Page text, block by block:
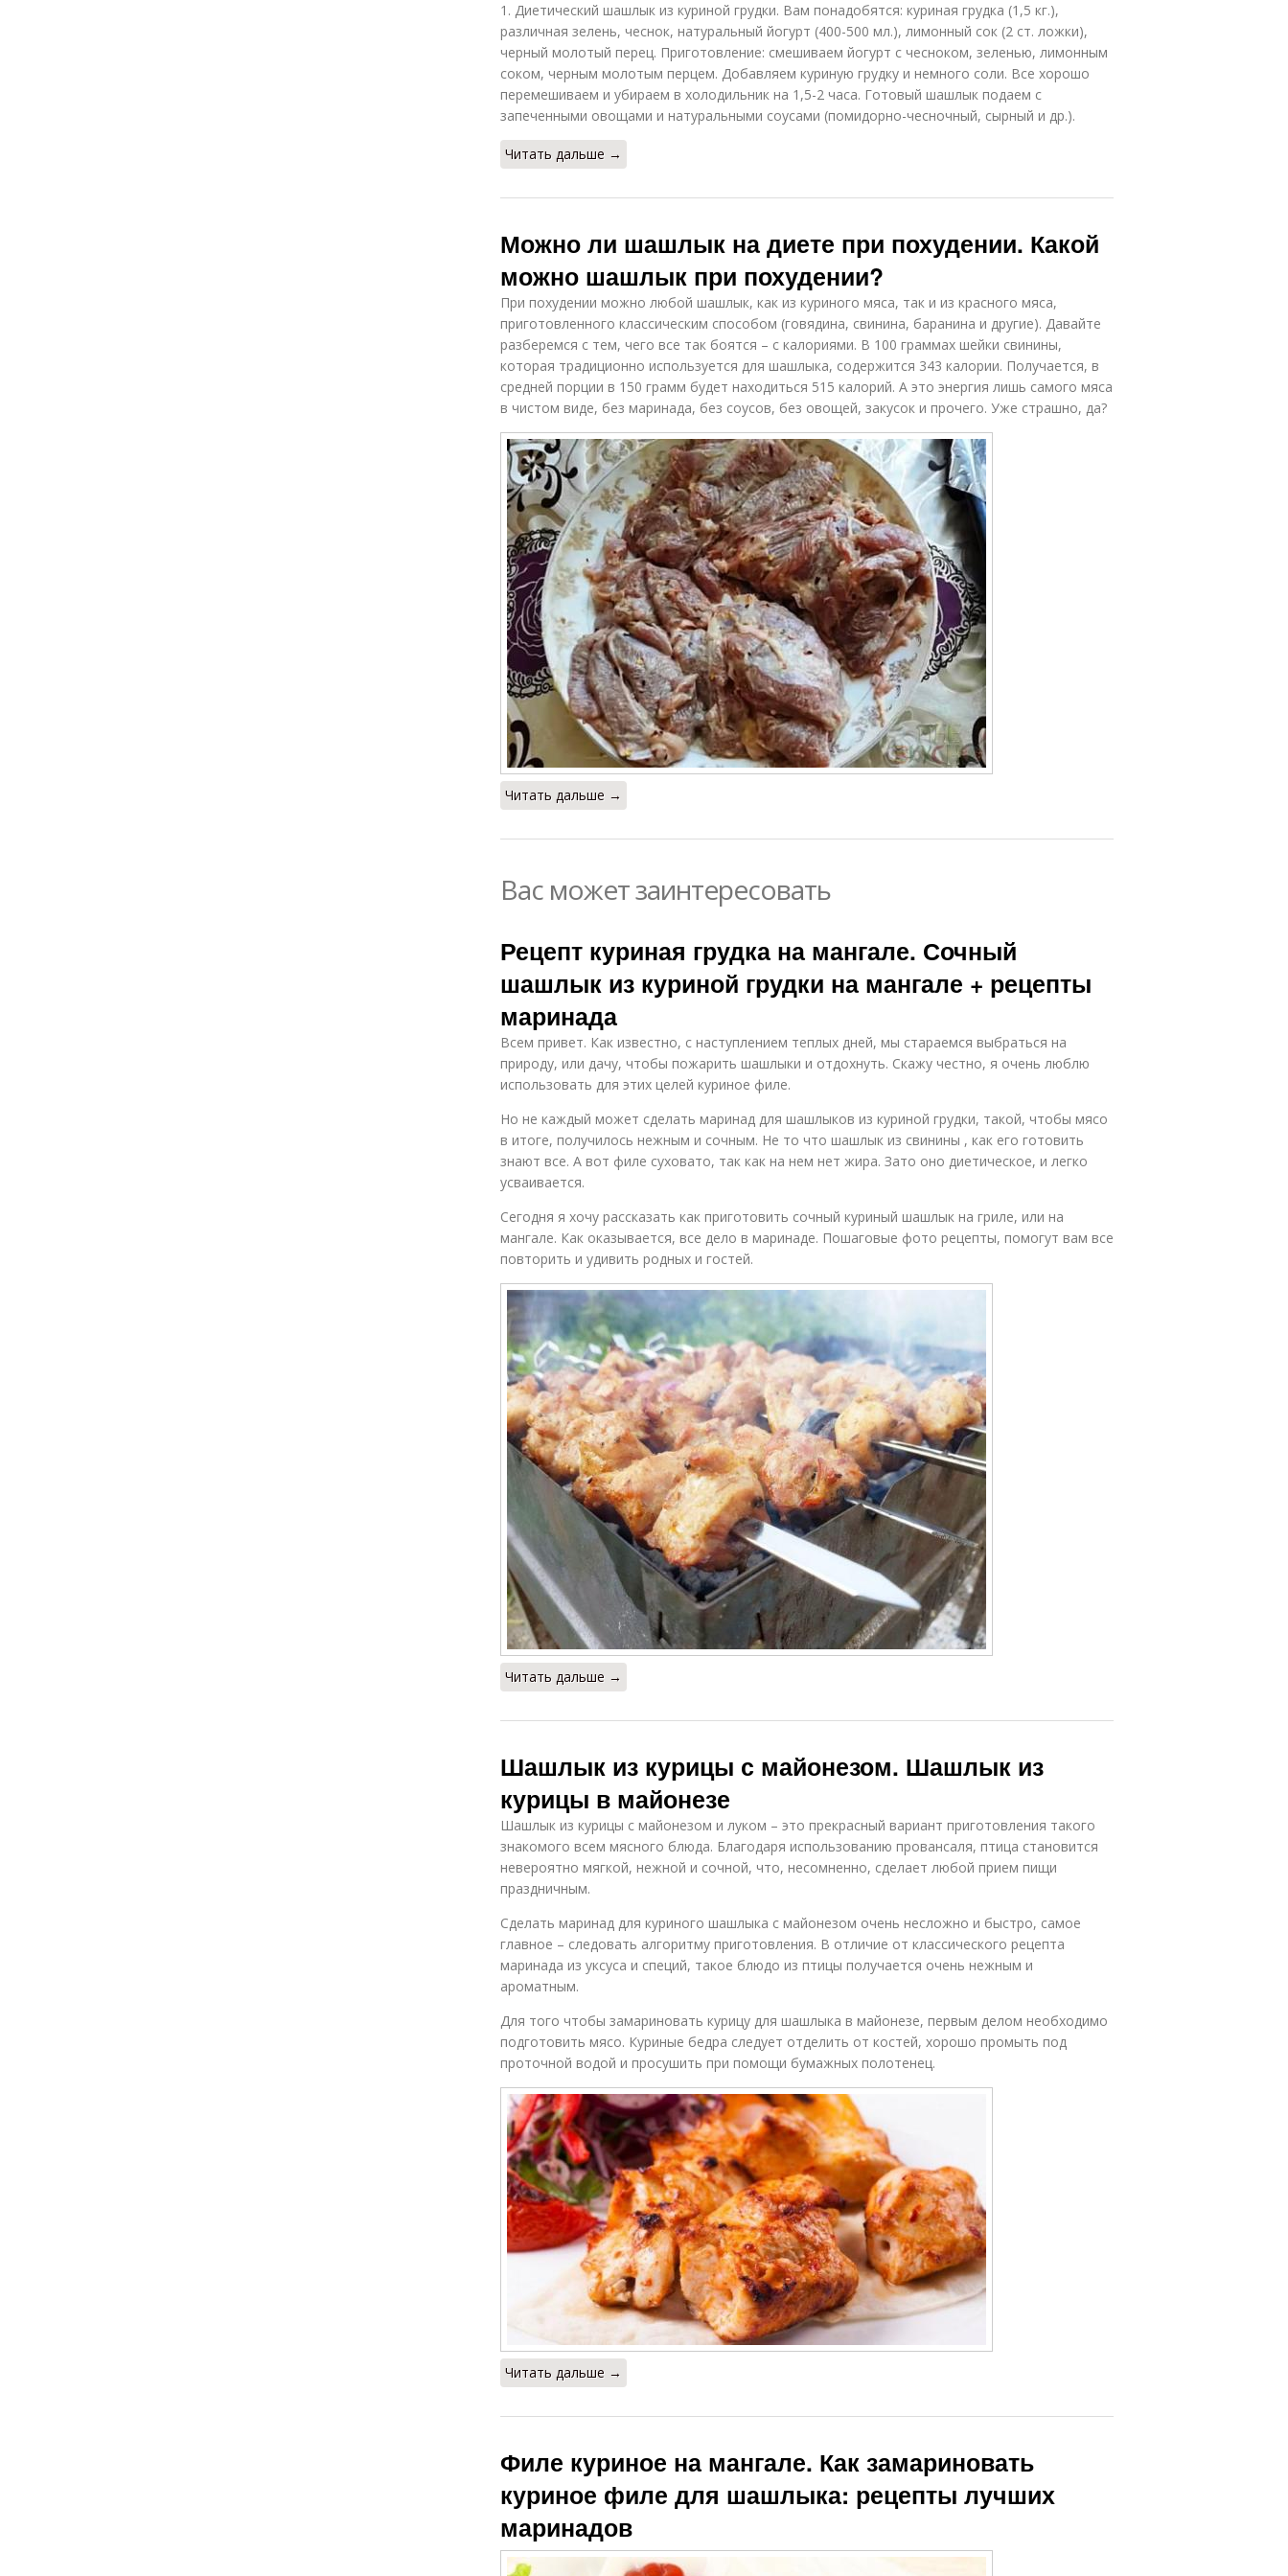
1. Диетический шашлык из куриной грудки. Вам понадобятся: куриная грудка (1,5 кг.),
различная зелень, чеснок, натуральный йогурт (400-500 мл.), лимонный сок (2 ст. ложки),
черный молотый перец. Приготовление: смешиваем йогурт с чесноком, зеленью, лимонным
соком, черным молотым перцем. Добавляем куриную грудку и немного соли. Все хорошо
перемешиваем и убираем в холодильник на 1,5-2 часа. Готовый шашлык подаем с
запеченными овощами и натуральными соусами (помидорно-чесночный, сырный и др.).
Читать дальше →
Можно ли шашлык на диете при похудении. Какой
можно шашлык при похудении?
При похудении можно любой шашлык, как из куриного мяса, так и из красного мяса,
приготовленного классическим способом (говядина, свинина, баранина и другие). Давайте
разберемся с тем, чего все так боятся – с калориями. В 100 граммах шейки свинины,
которая традиционно используется для шашлыка, содержится 343 калории. Получается, в
средней порции в 150 грамм будет находиться 515 калорий. А это энергия лишь самого мяса
в чистом виде, без маринада, без соусов, без овощей, закусок и прочего. Уже страшно, да?
Читать дальше →
Вас может заинтересовать
Рецепт куриная грудка на мангале. Сочный
шашлык из куриной грудки на мангале + рецепты
маринада
Всем привет. Как известно, с наступлением теплых дней, мы стараемся выбраться на
природу, или дачу, чтобы пожарить шашлыки и отдохнуть. Скажу честно, я очень люблю
использовать для этих целей куриное филе.
Но не каждый может сделать маринад для шашлыков из куриной грудки, такой, чтобы мясо
в итоге, получилось нежным и сочным. Не то что шашлык из свинины , как его готовить
знают все. А вот филе суховато, так как на нем нет жира. Зато оно диетическое, и легко
усваивается.
Сегодня я хочу рассказать как приготовить сочный куриный шашлык на гриле, или на
мангале. Как оказывается, все дело в маринаде. Пошаговые фото рецепты, помогут вам все
повторить и удивить родных и гостей.
Читать дальше →
Шашлык из курицы с майонезом. Шашлык из
курицы в майонезе
Шашлык из курицы с майонезом и луком – это прекрасный вариант приготовления такого
знакомого всем мясного блюда. Благодаря использованию провансаля, птица становится
невероятно мягкой, нежной и сочной, что, несомненно, сделает любой прием пищи
праздничным.
Сделать маринад для куриного шашлыка с майонезом очень несложно и быстро, самое
главное – следовать алгоритму приготовления. В отличие от классического рецепта
маринада из уксуса и специй, такое блюдо из птицы получается очень нежным и
ароматным.
Для того чтобы замариновать курицу для шашлыка в майонезе, первым делом необходимо
подготовить мясо. Куриные бедра следует отделить от костей, хорошо промыть под
проточной водой и просушить при помощи бумажных полотенец.
Читать дальше →
Филе куриное на мангале. Как замариновать
куриное филе для шашлыка: рецепты лучших
маринадов